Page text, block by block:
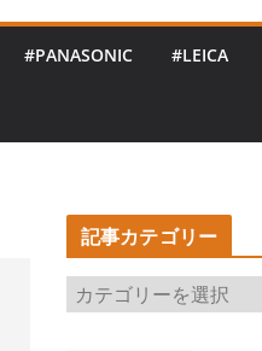
#PANASONIC #LEICA
記事カテゴリー
記
事